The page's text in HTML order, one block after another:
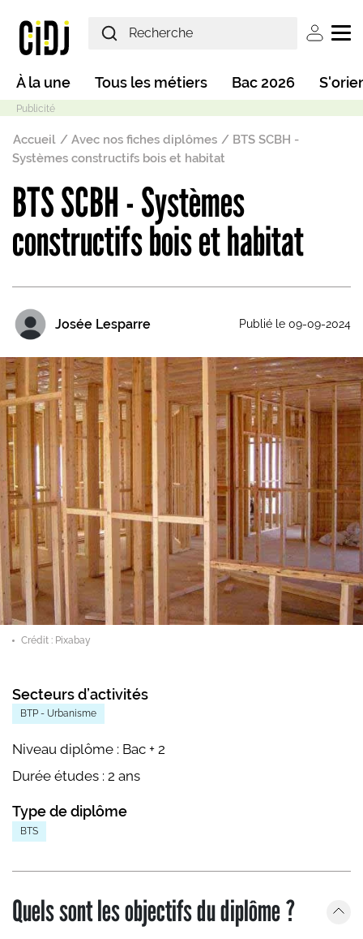
User
Main navigation
À la une Tous les métiers Bac 2026
Mode sombre
Fil d'Ariane
Accueil Avec nos fiches diplômes
BTS SCBH -
Systèmes constructifs bois et habitat
BTS SCBH - Systèmes
constructifs bois et habitat
Josée Lesparre Publié le 09-09-2024
Crédit : Pixabay
Secteurs d’activités
BTP - Urbanisme
Niveau diplôme : Bac + 2
Durée études : 2 ans
Type de diplôme
BTS
Quels sont les objectifs du diplôme ?